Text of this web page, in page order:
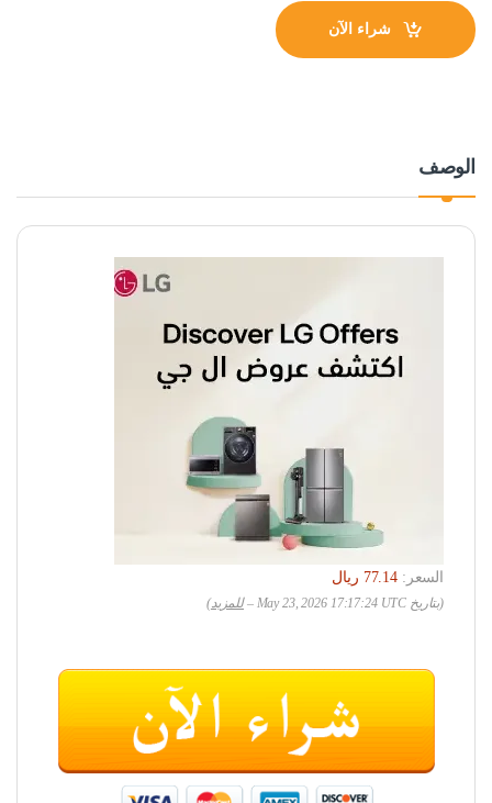
شراء الآن
الوصف
السعر:
‏77.14 ريال
(بتاريخ May 23, 2026 17:17:24 UTC – للمزيد)